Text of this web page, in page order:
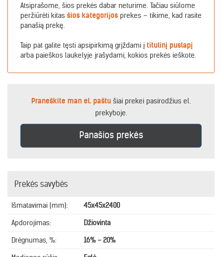
Atsiprašome, šios prekės dabar neturime. Tačiau siūlome
peržiūrėti kitas šios kategorijos prekes – tikime, kad rasite
panašią prekę.
Taip pat galite tęsti apsipirkimą grįždami į titulinį puslapį
arba paieškos laukelyje įrašydami, kokios prekės ieškote.
Praneškite man el. paštu šiai prekei pasirodžius el.
prekyboje.
Panašios prekės
Prekės savybės
Išmatavimai (mm):
45x45x2400
Apdorojimas:
Džiovinta
Drėgnumas, %:
16% - 20%